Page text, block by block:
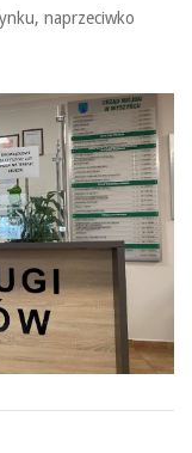
naprzeciwko